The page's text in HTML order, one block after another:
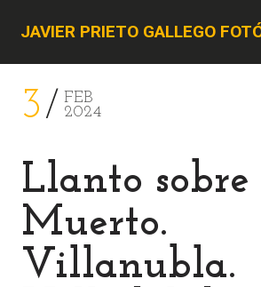
JAVIER PRIETO GALLEGO
3
FEB
2024
Llanto sobre
Muerto.
Villanubla.